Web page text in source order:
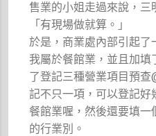
售業的小姐走過來說，三
「有現場做就算。」
於是，商業處內部引起了
我屬於餐館業，並且加
了登記三種營業項目預查
記不只一項，可以登記
餐館業喔，然後還要填一
的行業別。